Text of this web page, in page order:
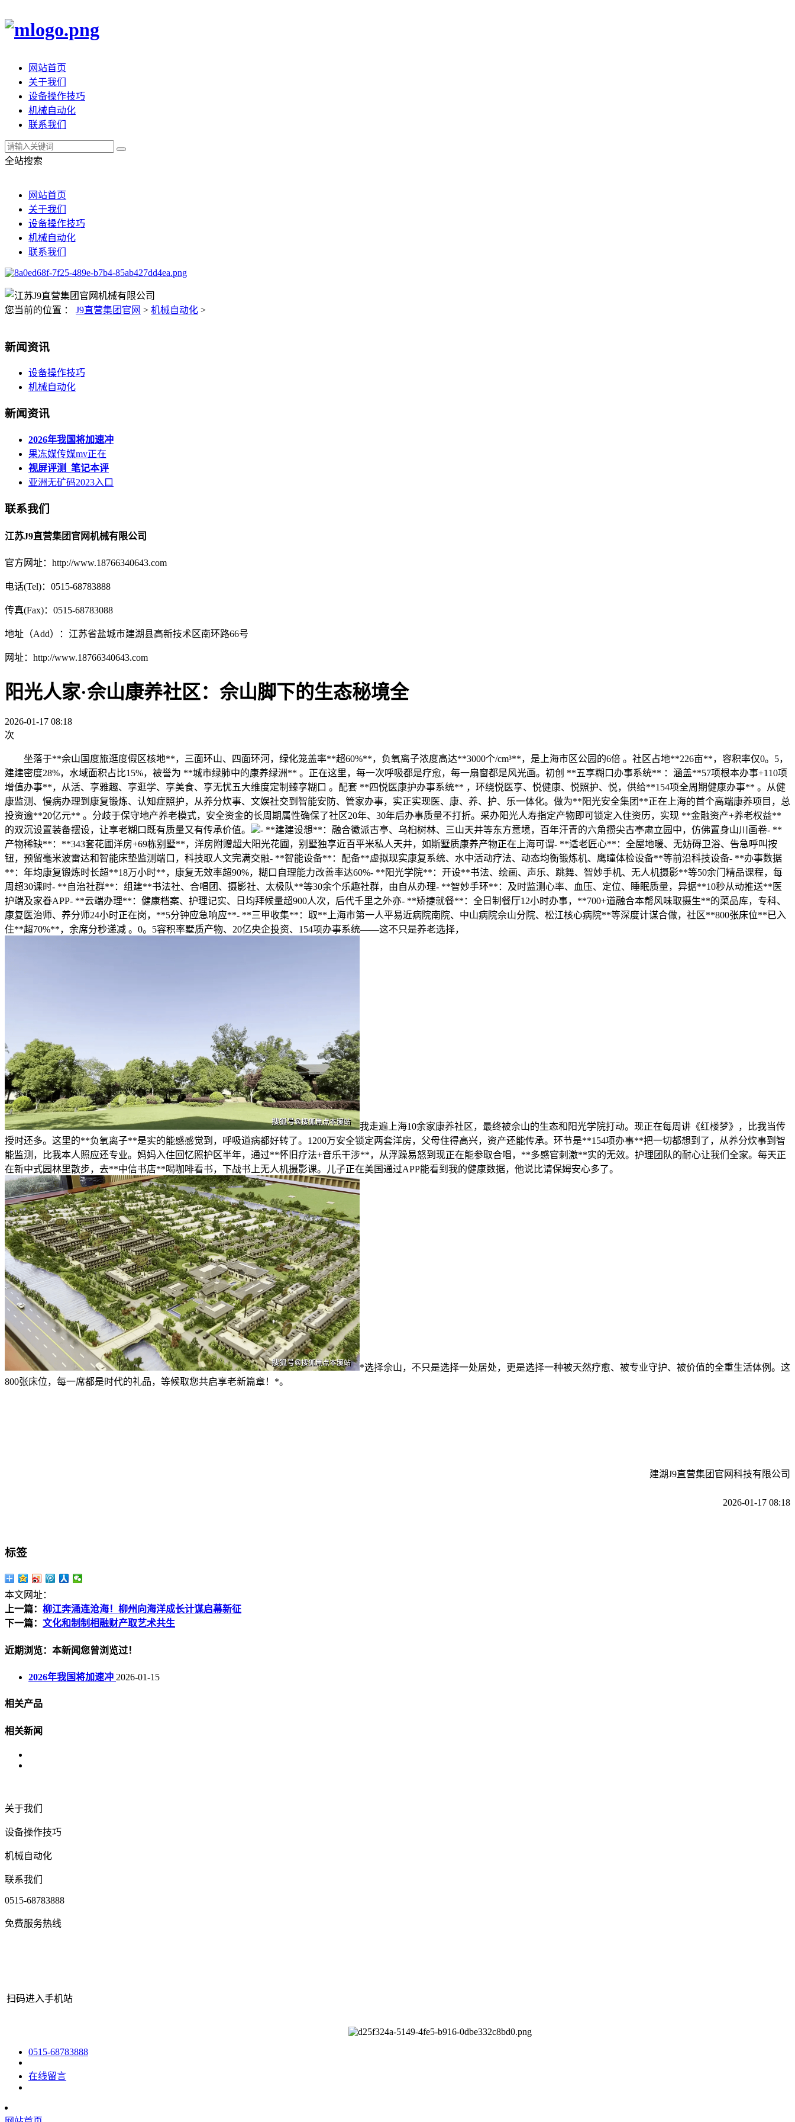
网站首页
关于我们
设备操作技巧
机械自动化
联系我们
全站搜索
网站首页
关于我们
设备操作技巧
机械自动化
联系我们
您当前的位置 ： J9直营集团官网 > 机械自动化 >
新闻资讯
设备操作技巧
机械自动化
新闻资讯
2026年我国将加速冲
果冻媒传媒mv正在
视屏评测_笔记本评
亚洲无矿码2023入口
联系我们
江苏J9直营集团官网机械有限公司
官方网址：http://www.18766340643.com
电话(Tel)：0515-68783888
传真(Fax)：0515-68783088
地址（Add）：江苏省盐城市建湖县高新技术区南环路66号
网址：http://www.18766340643.com
阳光人家·佘山康养社区：佘山脚下的生态秘境全
2026-01-17 08:18
次
坐落于**佘山国度旅逛度假区核地**，三面环山、四面环河，绿化笼盖率**超60%**，负氧离子浓度高达**3000个/cm³**，是上海市区公园的6倍 。社区占地**226亩**，容积率仅0。5，
建建密度28%，水域面积占比15%，被誉为 **城市绿肺中的康养绿洲** 。正在这里，每一次呼吸都是疗愈，每一扇窗都是风光画。初创 **五享糊口办事系统** ：涵盖**57项根本办事+110项
增值办事**，从活、享雅趣、享逛学、享美食、享无忧五大维度定制臻享糊口 。配套 **四悦医康护办事系统** ，环绕悦医享、悦健康、悦照护、悦，供给**154项全周期健康办事** 。从健
康监测、慢病办理到康复锻炼、认知症照护，从养分炊事、文娱社交到智能安防、管家办事，实正实现医、康、养、护、乐一体化。做为**阳光安全集团**正在上海的首个高端康养项目，总
投资逾**20亿元** 。分歧于保守地产养老模式，安全资金的长周期属性确保了社区20年、30年后办事质量不打折。采办阳光人寿指定产物即可锁定入住资历，实现 **金融资产+养老权益**
的双沉设置装备摆设，让享老糊口既有质量又有传承价值。
- **建建设想**：融合徽派古亭、乌桕树林、三山天井等东方意境，百年汗青的六角攒尖古亭肃立园中，仿佛置身山川画卷- **
产物稀缺**：**343套花圃洋房+69栋别墅**，洋房附赠超大阳光花圃，别墅独享近百平米私人天井，如斯墅质康养产物正在上海可谓- **适老匠心**：全屋地暖、无妨碍卫浴、告急呼叫按
钮，预留毫米波雷达和智能床垫监测端口，科技取人文完满交融- **智能设备**：配备**虚拟现实康复系统、水中活动疗法、动态均衡锻炼机、鹰瞳体检设备**等前沿科技设备- **办事数据
**：年均康复锻炼时长超**18万小时**，康复无效率超90%，糊口自理能力改善率达60%- **阳光学院**：开设**书法、绘画、声乐、跳舞、智妙手机、无人机摄影**等50余门精品课程，每
周超30课时- **自治社群**：组建**书法社、合唱团、摄影社、太极队**等30余个乐趣社群，由自从办理- **智妙手环**：及时监测心率、血压、定位、睡眠质量，异据**10秒从动推送**医
护端及家眷APP- **云端办理**：健康档案、护理记实、日均拜候量超900人次，后代千里之外亦- **矫捷就餐**：全日制餐厅12小时办事，**700+道融合本帮风味取摄生**的菜品库，专科、
康复医治师、养分师24小时正在岗，**5分钟应急响应**- **三甲收集**：取**上海市第一人平易近病院南院、中山病院佘山分院、松江核心病院**等深度计谋合做，社区**800张床位**已入
住**超70%**，余席分秒递减 。0。5容积率墅质产物、20亿央企投资、154项办事系统——这不只是养老选择，
我走遍上海10余家康养社区，最终被佘山的生态和阳光学院打动。现正在每周讲《红楼梦》，比我当传
授时还多。这里的**负氧离子**是实的能感感觉到，呼吸道病都好转了。1200万安全锁定两套洋房，父母住得高兴，资产还能传承。环节是**154项办事**把一切都想到了，从养分炊事到智
能监测，比我本人照应还专业。妈妈入住回忆照护区半年，通过**怀旧疗法+音乐干涉**，从浮躁易怒到现正在能参取合唱，**多感官刺激**实的无效。护理团队的耐心让我们全家。每天正
在新中式园林里散步，去**中信书店**喝咖啡看书，下战书上无人机摄影课。儿子正在美国通过APP能看到我的健康数据，他说比请保姆安心多了。
*选择佘山，不只是选择一处居处，更是选择一种被天然疗愈、被专业守护、被价值的全重生活体例。这
800张床位，每一席都是时代的礼品，等候取您共启享老新篇章！*。
建湖J9直营集团官网科技有限公司
2026-01-17 08:18
标签
本文网址：
上一篇： 柳江奔涌连沧海！柳州向海洋成长计谋启幕新征
下一篇： 文化和制制相融财产取艺术共生
近期浏览：本新闻您曾浏览过！
2026年我国将加速冲 2026-01-15
相关产品
相关新闻
关于我们
设备操作技巧
机械自动化
联系我们
0515-68783888
免费服务热线
扫码进入手机站
0515-68783888
在线留言